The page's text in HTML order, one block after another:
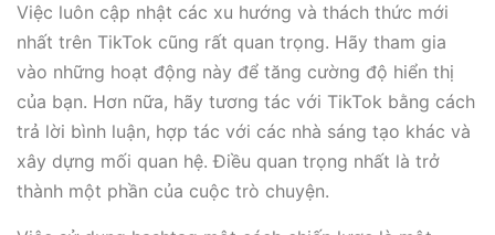
Việc luôn cập nhật các xu hướng và thách thức mới
nhất trên TikTok cũng rất quan trọng. Hãy tham gia
vào những hoạt động này để tăng cường độ hiển thị
của bạn. Hơn nữa, hãy tương tác với TikTok bằng cách
trả lời bình luận, hợp tác với các nhà sáng tạo khác và
xây dựng mối quan hệ. Điều quan trọng nhất là trở
thành một phần của cuộc trò chuyện.